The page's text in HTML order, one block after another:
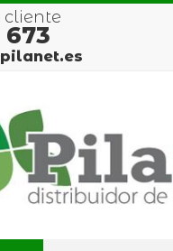
cliente
673